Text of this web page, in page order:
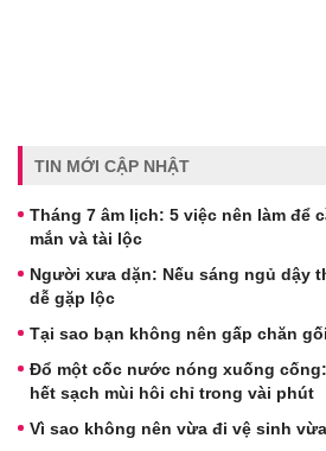
TIN MỚI CẬP NHẬT
Tháng 7 âm lịch: 5 việc nên làm để
mắn và tài lộc
Người xưa dặn: Nếu sáng ngủ dậy
dễ gặp lộc
Tại sao bạn không nên gấp chăn
Đổ một cốc nước nóng xuống
hết sạch mùi hôi chỉ trong vài phút
Vì sao không nên vừa đi vệ sinh